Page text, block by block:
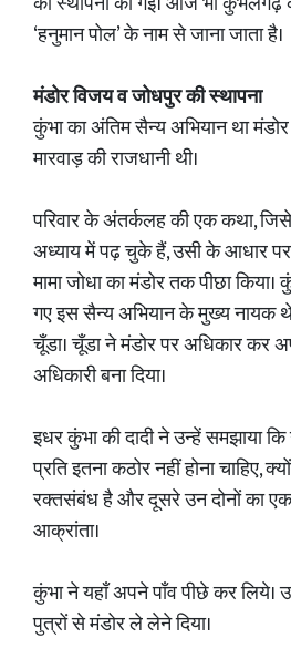
‘हनुमान पोल’ के नाम से जाना जाता है।
मंडोर विजय व जोधपुर की स्थापना
कुंभा का अंतिम सैन्य अभियान था
मारवाड़ की राजधानी थी।
परिवार के अंतर्कलह की एक कथा,
अध्याय में पढ़ चुके हैं, उसी के आधार
मामा जोधा का मंडोर तक पीछा किया।
गए इस सैन्य अभियान के मुख्य नायक
चूँडा। चूँडा ने मंडोर पर अधिकार कर
अधिकारी बना दिया।
इधर कुंभा की दादी ने उन्हें समझाया
प्रति इतना कठोर नहीं होना चाहिए,
रक्तसंबंध है और दूसरे उन दोनों का
आक्रांता।
कुंभा ने यहाँ अपने पाँव पीछे कर लिये।
पुत्रों से मंडोर ले लेने दिया।